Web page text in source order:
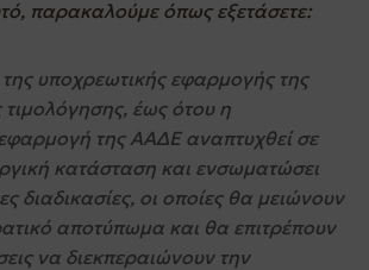
παρακαλούμε όπως εξετάσετε:
υποχρεωτικής εφαρμογής της
τιμολόγησης, έως ότου η
της ΑΑΔΕ αναπτυχθεί σε
κατάσταση και ενσωματώσει
διαδικασίες, οι οποίες θα μειώνουν
αποτύπωμα και θα επιτρέπουν
να διεκπεραιώνουν την